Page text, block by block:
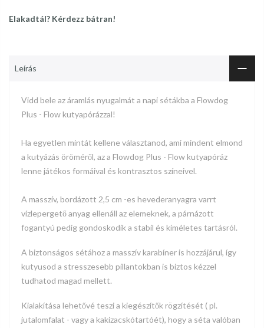
Elakadtál? Kérdezz bátran!
Leírás
Vidd bele az áramlás nyugalmát a napi sétákba a Flowdog
Plus - Flowkutyapórázzal!
Ha egyetlen mintát kellene választanod, ami mindent elmond
a kutyázás öröméről, az a Flowdog Plus - Flow kutyapóráz
lenne játékos formáival és kontrasztos színeivel.
A masszív, bordázott 2,5 cm -es hevederanyagra varrt
vízlepergető anyag ellenáll az elemeknek, a párnázott
fogantyú pedig gondoskodik a stabil és kíméletes tartásról.
A biztonságos sétához a masszív karabíner is hozzájárul, így
kutyusod a stresszesebb pillantokban is biztos kézzel
tudhatod magad mellett.
Kialakítása lehetővé teszi a kiegészítők rögzítését ( pl.
jutalomfalat - vagy a kakizacskótartóét), hogy a séta valóban